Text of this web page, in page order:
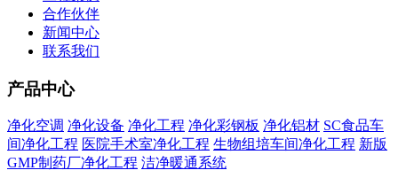
合作伙伴
新闻中心
联系我们
产品中心
净化空调 净化设备 净化工程 净化彩钢板 净化铝材 SC食品车
间净化工程 医院手术室净化工程 生物组培车间净化工程 新版
GMP制药厂净化工程 洁净暖通系统